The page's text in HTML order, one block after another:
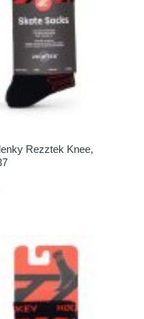
Rezztek Knee,